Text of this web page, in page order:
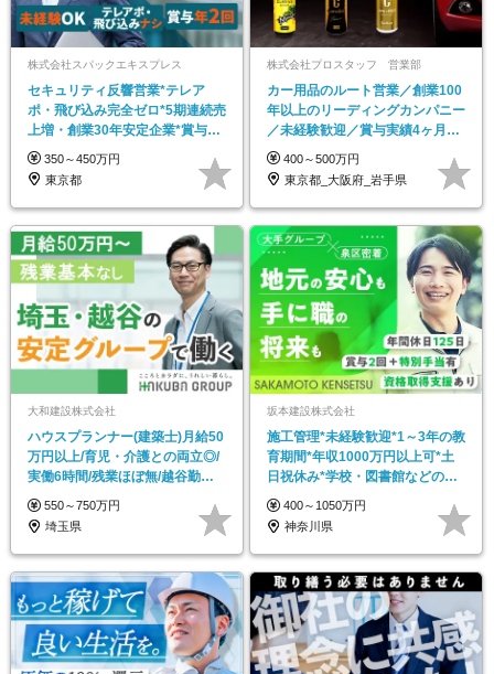
株式会社スパックエキスプレス
セキュリティ反響営業*テレア
ポ・飛び込み完全ゼロ*5期連続売
上増・創業30年安定企業*賞与年
2回*住宅手当有
350～450万円
東京都
株式会社プロスタッフ 営業部
カー用品のルート営業／創業100
年以上のリーディングカンパニー
／未経験歓迎／賞与実績4ヶ月分
＋決算賞与あり
400～500万円
東京都_大阪府_岩手県
大和建設株式会社
ハウスプランナー(建築士)月給50
万円以上/育児・介護との両立◎/
実働6時間/残業ほぼ無/越谷勤務/
週休2日制
550～750万円
埼玉県
坂本建設株式会社
施工管理*未経験歓迎*1～3年の教
育期間*年収1000万円以上可*土
日祝休み*学校・図書館などの公
共工事中心
400～1050万円
神奈川県